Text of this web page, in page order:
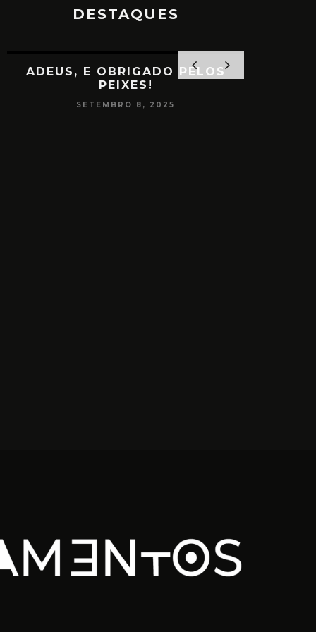
DESTAQUES
ADEUS, E OBRIGADO PELOS
PEIXES!
SETEMBRO 8, 2025